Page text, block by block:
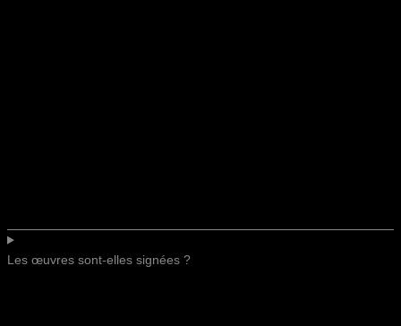
Les œuvres sont-elles signées ?